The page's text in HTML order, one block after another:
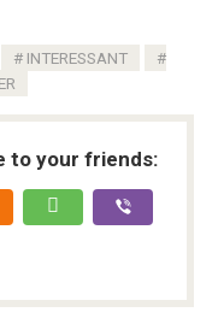
INTERESSANT
to your friends: